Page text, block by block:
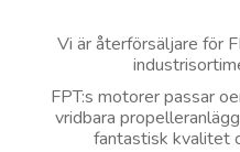
Vi är återförsäljare för
FPT:s motorer passar
vridbara
fantastisk kvalitet